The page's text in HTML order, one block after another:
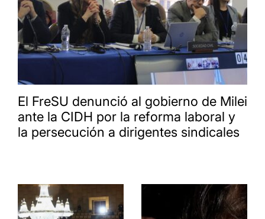
El FreSU denunció al gobierno de Milei
ante la CIDH por la reforma laboral y
la persecución a dirigentes sindicales